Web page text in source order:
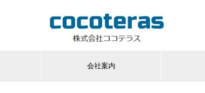
会社案内